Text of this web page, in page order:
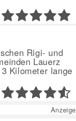
Rigi- und
Lauerz
Kilometer lange
Anzeige